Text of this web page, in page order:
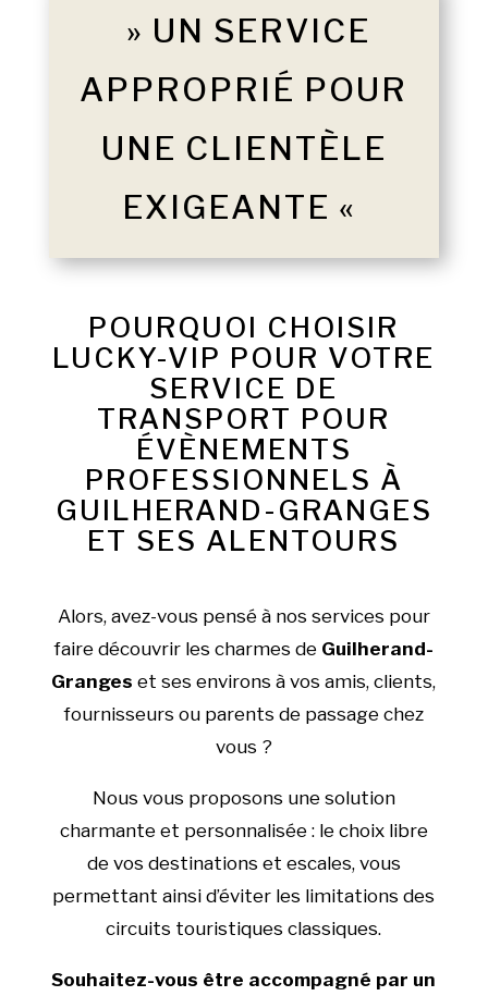
» UN SERVICE
APPROPRIÉ POUR
UNE CLIENTÈLE
EXIGEANTE «
POURQUOI CHOISIR
LUCKY-VIP POUR VOTRE
SERVICE DE
TRANSPORT POUR
ÉVÈNEMENTS
PROFESSIONNELS À
GUILHERAND-GRANGES
ET SES ALENTOURS
Alors, avez-vous pensé à nos services pour
faire découvrir les charmes de Guilherand-
Granges et ses environs à vos amis, clients,
fournisseurs ou parents de passage chez
vous ?
Nous vous proposons une solution
charmante et personnalisée : le choix libre
de vos destinations et escales, vous
permettant ainsi d’éviter les limitations des
circuits touristiques classiques.
Souhaitez-vous être accompagné par un